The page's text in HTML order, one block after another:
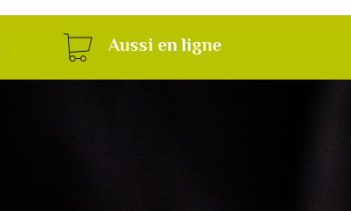
Aussi en ligne